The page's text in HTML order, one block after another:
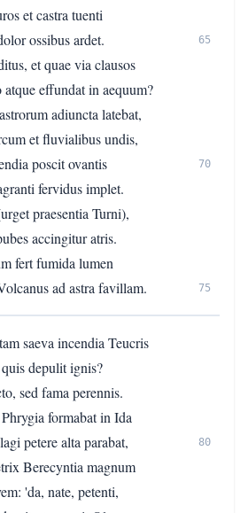
et castra tuenti
ossibus ardet.
65
et quae via clausos
effundat in aequum?
adiuncta latebat,
et fluvialibus undis,
poscit ovantis
70
fervidus implet.
praesentia Turni),
accingitur atris.
fert fumida lumen
ad astra favillam.
75
saeva incendia Teucris
depulit ignis?
sed fama perennis.
formabat in Ida
petere alta parabat,
80
Berecyntia magnum
'da, nate, petenti,